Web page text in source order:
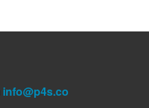
info@p4s.co